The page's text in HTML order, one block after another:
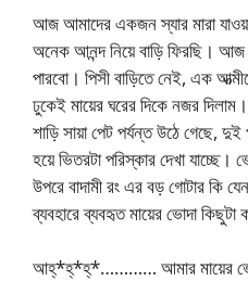
আজ আমাদের একজন স্যার মারা
অনেক আনন্দ নিয়ে বাড়ি ফিরছি।
পারবো। পিসী বাড়িতে নেই, এক
ঢুকেই মায়ের ঘরের দিকে নজর
শাড়ি সায়া পেট পর্যন্ত উঠে গেছে,
হয়ে ভিতরটা পরিস্কার দেখা যাচ্ছে।
উপরে বাদামী রং এর বড় গোটার কি
ব্যবহারে ব্যবহৃত মায়ের ভোদা কিছুটা
আহ্*হ্*হ্*………… আমার মায়ের